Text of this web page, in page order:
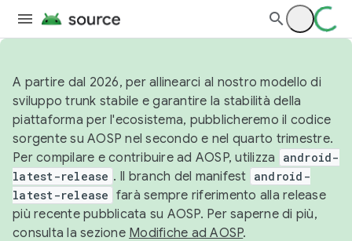
A partire dal 2026, per allinearci al nostro modello di
sviluppo trunk stabile e garantire la stabilità della
piattaforma per l'ecosistema, pubblicheremo il codice
sorgente su AOSP nel secondo e nel quarto trimestre.
Per compilare e contribuire ad AOSP, utilizza
android-
latest-release . Il branch del manifest android-
latest-release farà sempre riferimento alla release
più recente pubblicata su AOSP. Per saperne di più,
consulta la sezione Modifiche ad AOSP.